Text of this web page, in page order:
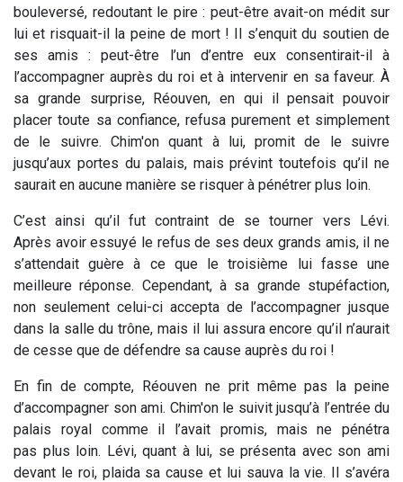
bouleversé, redoutant le pire : peut-être avait-on médit sur
lui et risquait-il la peine de mort ! Il s’enquit du soutien de
ses amis : peut-être l’un d’entre eux consentirait-il à
l’accompagner auprès du roi et à intervenir en sa faveur. À
sa grande surprise, Réouven, en qui il pensait pouvoir
placer toute sa confiance, refusa purement et simplement
de le suivre. Chim'on quant à lui, promit de le suivre
jusqu’aux portes du palais, mais prévint toutefois qu’il ne
saurait en aucune manière se risquer à pénétrer plus loin.
C’est ainsi qu’il fut contraint de se tourner vers Lévi.
Après avoir essuyé le refus de ses deux grands amis, il ne
s’attendait guère à ce que le troisième lui fasse une
meilleure réponse. Cependant, à sa grande stupéfaction,
non seulement celui-ci accepta de l’accompagner jusque
dans la salle du trône, mais il lui assura encore qu’il n’aurait
de cesse que de défendre sa cause auprès du roi !
En fin de compte, Réouven ne prit même pas la peine
d’accompagner son ami. Chim'on le suivit jusqu’à l’entrée du
palais royal comme il l’avait promis, mais ne pénétra
pas plus loin. Lévi, quant à lui, se présenta avec son ami
devant le roi, plaida sa cause et lui sauva la vie. Il s’avéra